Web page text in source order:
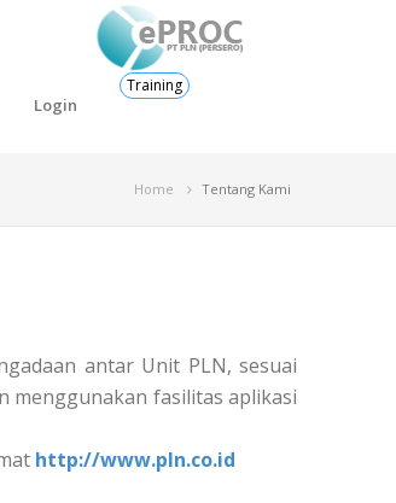
Training
Login
Home Tentang Kami
antar Unit PLN, sesuai
menggunakan fasilitas aplikasi
http://www.pln.co.id